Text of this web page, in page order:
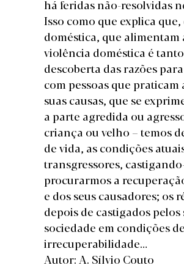
há feridas não-resolvidas
Isso como que explica
doméstica, que
violência doméstica é
descoberta das razões
com pessoas que
suas causas, que se
a parte agredida ou
criança ou velho – temos
de vida, as condições
transgressores,
procurarmos a
e dos seus causadores;
depois de castigados
sociedade em condições
irrecuperabilidade…
Autor: A. Sílvio Couto